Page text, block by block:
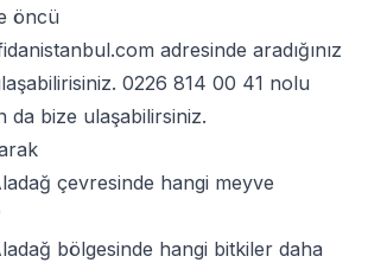
öncü
adresinde aradığınız
0226 814 00 41 nolu
da bize ulaşabilirsiniz.
çevresinde hangi meyve
bölgesinde hangi bitkiler daha